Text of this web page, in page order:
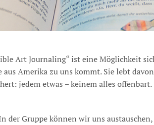
Art Journaling“ ist eine Möglichkeit
aus Amerika zu uns kommt. Sie lebt
jedem etwas – keinem alles offenbart.
der Gruppe können wir uns